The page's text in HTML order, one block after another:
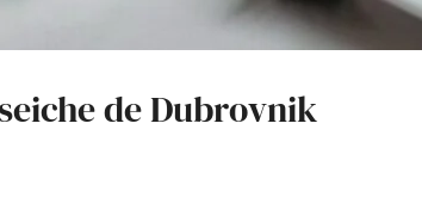
de Dubrovnik